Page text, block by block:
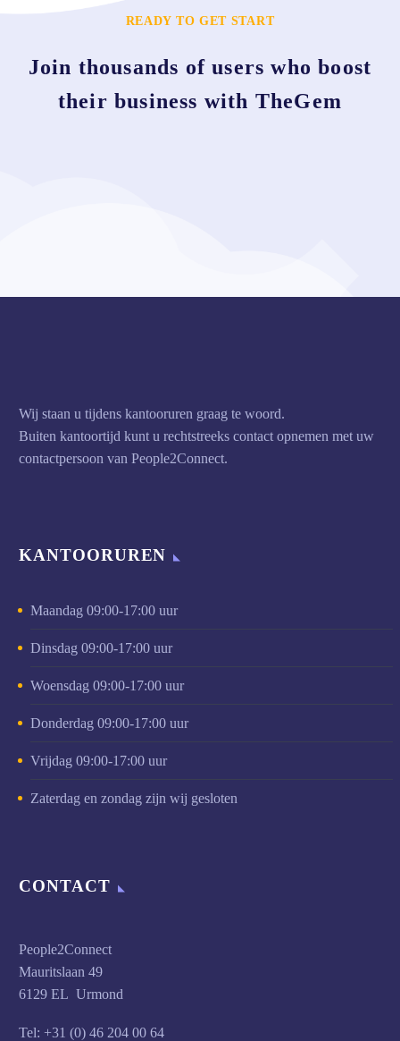
READY TO GET START
Join thousands of users who boost
their business with TheGem
Wij staan u tijdens kantooruren graag te woord.
Buiten kantoortijd kunt u rechtstreeks contact opnemen met uw
contactpersoon van People2Connect.
KANTOORUREN
Maandag 09:00-17:00 uur
Dinsdag 09:00-17:00 uur
Woensdag 09:00-17:00 uur
Donderdag 09:00-17:00 uur
Vrijdag 09:00-17:00 uur
Zaterdag en zondag zijn wij gesloten
CONTACT
People2Connect
Mauritslaan 49
6129 EL Urmond
Tel: +31 (0) 46 204 00 64